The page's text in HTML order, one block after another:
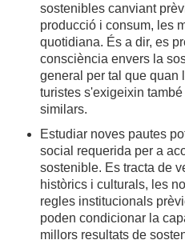
sostenibles canviant
producció i consum, les
quotidiana. És a dir, es
consciència envers la
general per tal que quan
turistes s'exigeixin
similars.
Estudiar noves pautes
social requerida per a
sostenible. Es tracta de
històrics i culturals, les
regles institucionals
poden condicionar la
millors resultats de